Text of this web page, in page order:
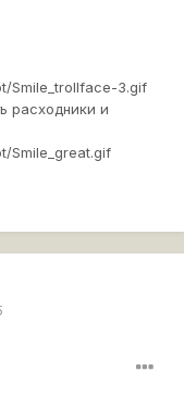
Smile_trollface-3.gif
расходники и
Smile_great.gif